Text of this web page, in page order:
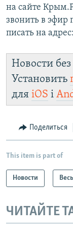
на сайте
звонить в эфир
писать на
Новости
Установить
для iOS і
Поделиться
This item is part of
Новости
ЧИТАЙТЕ